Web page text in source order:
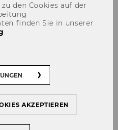
(PO-#); how­e­ver,
collec­ti­ve or­ders. Each
exact­ly one sup­plier.
den Cookies auf der
finden Sie in unserer
.
AKZEPTIEREN